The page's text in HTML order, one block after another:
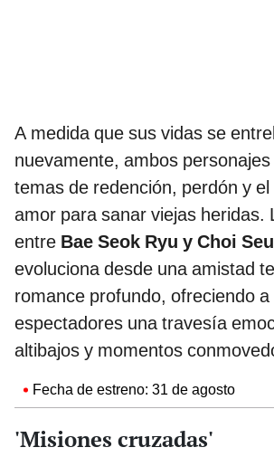
A medida que sus vidas se
nuevamente, ambos
temas de redención, perdón y
amor para sanar viejas heridas.
entre Bae Seok Ryu y Choi
evoluciona desde una amistad
romance profundo, ofreciendo a
espectadores una travesía
altibajos y momentos
Fecha de estreno: 31 de agosto
'Misiones cruzadas'